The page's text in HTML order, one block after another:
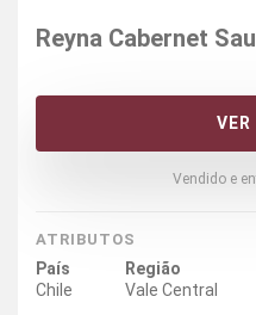
Reyna Cabernet
VER
Vendido e
ATRIBUTOS
País
Chile
Região
Vale Central